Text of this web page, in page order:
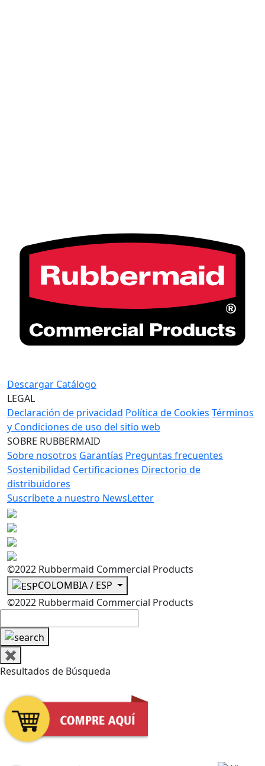
Descargar Catálogo
LEGAL
Declaración de privacidad Política de Cookies Términos
y Condiciones de uso del sitio web
SOBRE RUBBERMAID
Sobre nosotros Garantías Preguntas frecuentes
Sostenibilidad Certificaciones Directorio de
distribuidores
Suscríbete a nuestro NewsLetter
©2022 Rubbermaid Commercial Products
COLOMBIA / ESP
©2022 Rubbermaid Commercial Products
✖
Resultados de Búsqueda